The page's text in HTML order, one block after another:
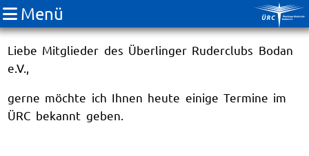
Menü
ÜRC Newsletter März
Liebe Mitglieder des Überlinger Ruderclubs Bodan
e.V.,
gerne möchte ich Ihnen heute einige Termine im
ÜRC bekannt geben.